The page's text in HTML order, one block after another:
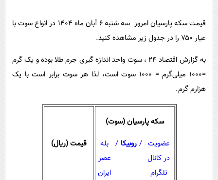
فناوری
گوناگون
حوادث
محیط زیست
اجتماعی
روانشناسی
آشپزی
دانلود
قیمت سکه پارسیان امروز سه شنبه ۶ آبان ماه ۱۴۰۴ در انواع سوت با
عیار ۷۵۰ را در جدول زیر مشاهده کنید.
به گزارش اقتصاد 24 ، سوت واحد اندازه گیری جرم طلا بوده و یک گرم
=۱۰۰۰ میلی‌گرم = ۱۰۰۰ سوت است، لذا هر سوت برابر است با یک
هزارم گرم.
سکه پارسیان (سوت)
عضویت
در کانال
تلگرام
/ روبیکا /
بله
عصر
ایران
قیمت (ریال)